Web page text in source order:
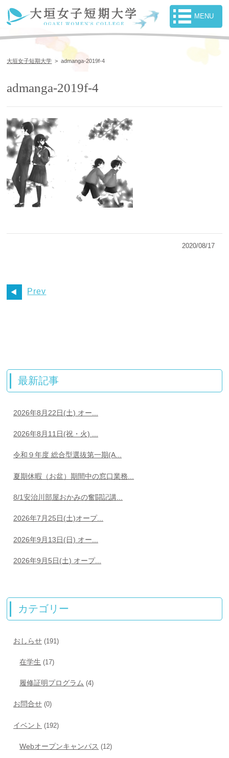
大垣女子短期大学 >admanga-2019f-4
admanga-2019f-4
2020/08/17
Prev
最新記事
2026年8月22日(土) オー...
2026年8月11日(祝・火) ...
令和９年度 総合型選抜第一期(A...
夏期休暇（お盆）期間中の窓口業務...
8/1安治川部屋おかみの奮闘記講...
2026年7月25日(土)オープ...
2026年9月13日(日) オー...
2026年9月5日(土) オープ...
カテゴリー
おしらせ (191)
在学生 (17)
履修証明プログラム (4)
お問合せ (0)
イベント (192)
Webオープンキャンパス (12)